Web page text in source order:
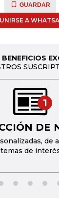
GUARDAR
UNIRSE A
1
DE
de
temas de